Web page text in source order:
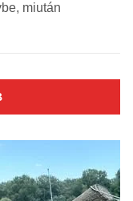
miután